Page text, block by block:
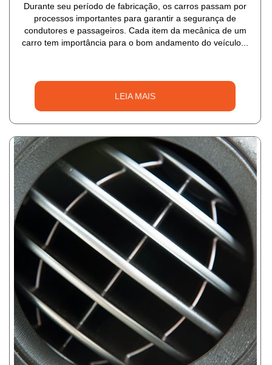
Durante seu período de fabricação, os carros passam por
processos importantes para garantir a segurança de
condutores e passageiros. Cada item da mecânica de um
carro tem importância para o bom andamento do veículo...
LEIA MAIS